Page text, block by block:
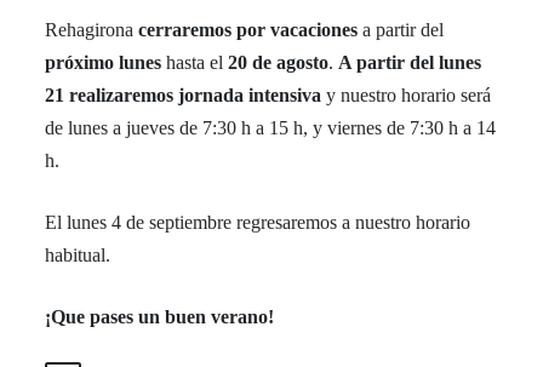
Rehagironacerraremos por vacaciones a partir del
próximo lunes hasta el20 de agosto. A partir del lunes
21 realizaremos jornada intensiva y nuestro horario será
de lunes a jueves de 7:30 h a 15 h, y viernes de 7:30 h a 14
h.
El lunes 4 de septiembre regresaremos a nuestro horario
habitual.
¡Que pases un buen verano!